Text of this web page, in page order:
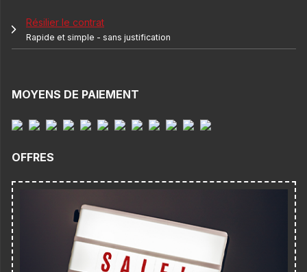
Résilier le contrat
Rapide et simple - sans justification
MOYENS DE PAIEMENT
OFFRES